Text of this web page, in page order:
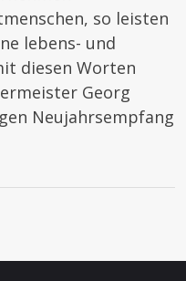
so leisten
lebens- und
diesen Worten
Georg
Neujahrsempfang